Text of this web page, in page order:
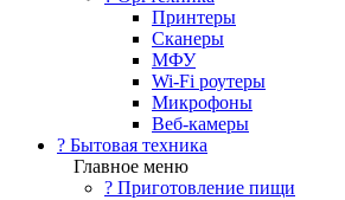
Принтеры
Сканеры
МФУ
Wi-Fi роутеры
Микрофоны
Веб-камеры
? Бытовая техника
Главное меню
? Приготовление пищи